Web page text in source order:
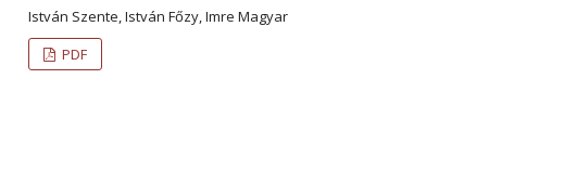
István Szente, István Főzy, Imre Magyar
PDF